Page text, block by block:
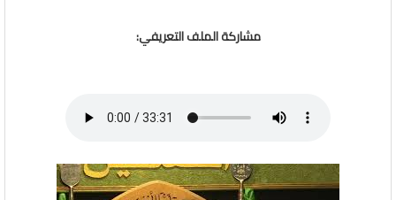
مشاركة الملف التعريفي: